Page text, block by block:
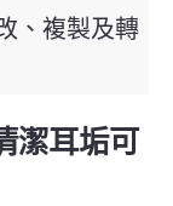
、複製及轉
潔耳垢可